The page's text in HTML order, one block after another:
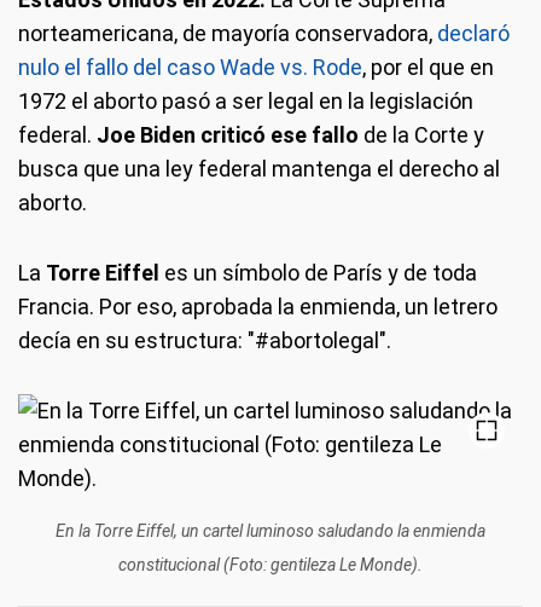
norteamericana, de mayoría conservadora, declaró
nulo el fallo del caso Wade vs. Rode, por el que en
1972 el aborto pasó a ser legal en la legislación
federal. Joe Biden criticó ese fallo de la Corte y
busca que una ley federal mantenga el derecho al
aborto.
La Torre Eiffel es un símbolo de París y de toda
Francia. Por eso, aprobada la enmienda, un letrero
decía en su estructura: "#abortolegal".
En la Torre Eiffel, un cartel luminoso saludando la enmienda
constitucional (Foto: gentileza Le Monde).